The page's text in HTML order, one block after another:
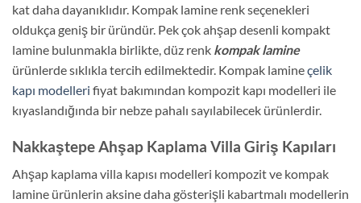
kat daha dayanıklıdır. Kompak lamine renk seçenekleri
oldukça geniş bir üründür. Pek çok ahşap desenli kompakt
lamine bulunmakla birlikte, düz renk kompak lamine
ürünlerde sıklıkla tercih edilmektedir. Kompak lamineçelik
kapı modelleri fiyat bakımından kompozit kapı modelleri ile
kıyaslandığında bir nebze pahalı sayılabilecek ürünlerdir.
Nakkaştepe Ahşap Kaplama Villa Giriş Kapıları
Ahşap kaplama villa kapısı modelleri kompozit ve kompak
lamine ürünlerin aksine daha gösterişli kabartmalı modellerin